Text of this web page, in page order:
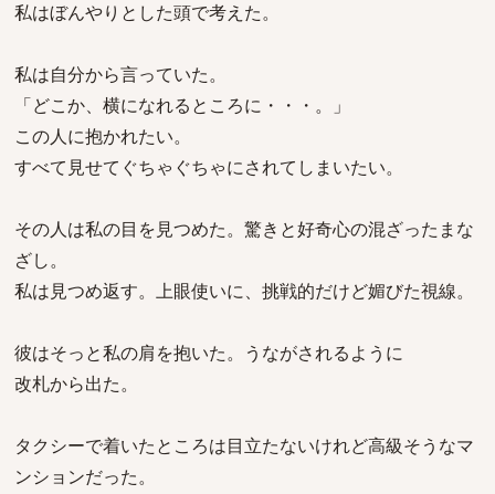
私はぼんやりとした頭で考えた。
私は自分から言っていた。
「どこか、横になれるところに・・・。」
この人に抱かれたい。
すべて見せてぐちゃぐちゃにされてしまいたい。
その人は私の目を見つめた。驚きと好奇心の混ざったまな
ざし。
私は見つめ返す。上眼使いに、挑戦的だけど媚びた視線。
彼はそっと私の肩を抱いた。うながされるように
改札から出た。
タクシーで着いたところは目立たないけれど高級そうなマ
ンションだった。